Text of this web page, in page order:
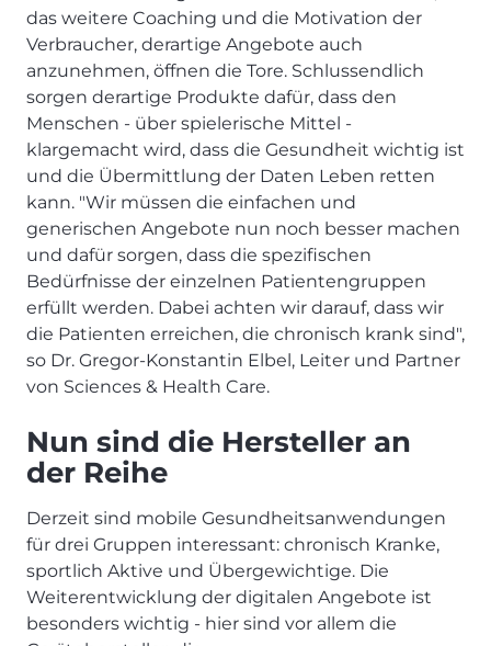
das weitere Coaching und die Motivation der
Verbraucher, derartige Angebote auch
anzunehmen, öffnen die Tore. Schlussendlich
sorgen derartige Produkte dafür, dass den
Menschen - über spielerische Mittel -
klargemacht wird, dass die Gesundheit wichtig ist
und die Übermittlung der Daten Leben retten
kann. "Wir müssen die einfachen und
generischen Angebote nun noch besser machen
und dafür sorgen, dass die spezifischen
Bedürfnisse der einzelnen Patientengruppen
erfüllt werden. Dabei achten wir darauf, dass wir
die Patienten erreichen, die chronisch krank sind",
so Dr. Gregor-Konstantin Elbel, Leiter und Partner
von Sciences & Health Care.
Nun sind die Hersteller an
der Reihe
Derzeit sind mobile Gesundheitsanwendungen
für drei Gruppen interessant: chronisch Kranke,
sportlich Aktive und Übergewichtige. Die
Weiterentwicklung der digitalen Angebote ist
besonders wichtig - hier sind vor allem die